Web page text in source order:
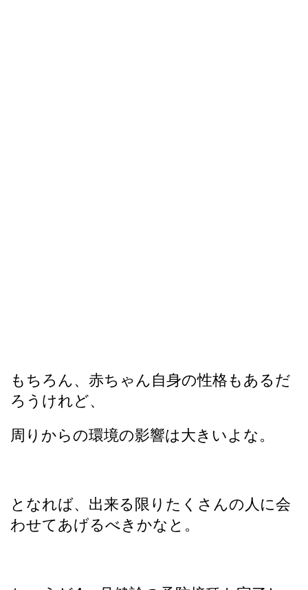
もちろん、赤ちゃん自身の性格もあるだ
ろうけれど、
周りからの環境の影響は大きいよな。
となれば、出来る限りたくさんの人に会
わせてあげるべきかなと。